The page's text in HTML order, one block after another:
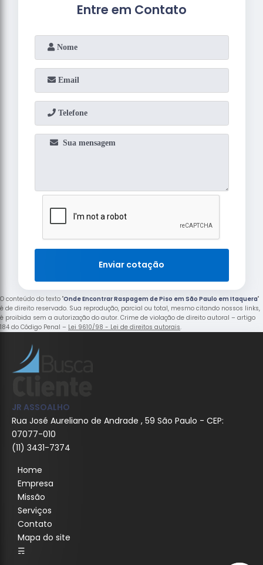
Entre em Contato
Enviar cotação
O conteúdo do texto "Onde Encontrar Raspagem de Piso em São Paulo em Itaquera"
é de direito reservado. Sua reprodução, parcial ou total, mesmo citando nossos links,
é proibida sem a autorização do autor. Crime de violação de direito autoral – artigo
184 do Código Penal – Lei 9610/98 - Lei de direitos autorais.
JR ASSOALHO
Rua José Aureliano de Andrade , 59 São Paulo - CEP:
07077-010
(11) 3431-7374
Home
Empresa
Missão
Serviços
Contato
Mapa do site
☴